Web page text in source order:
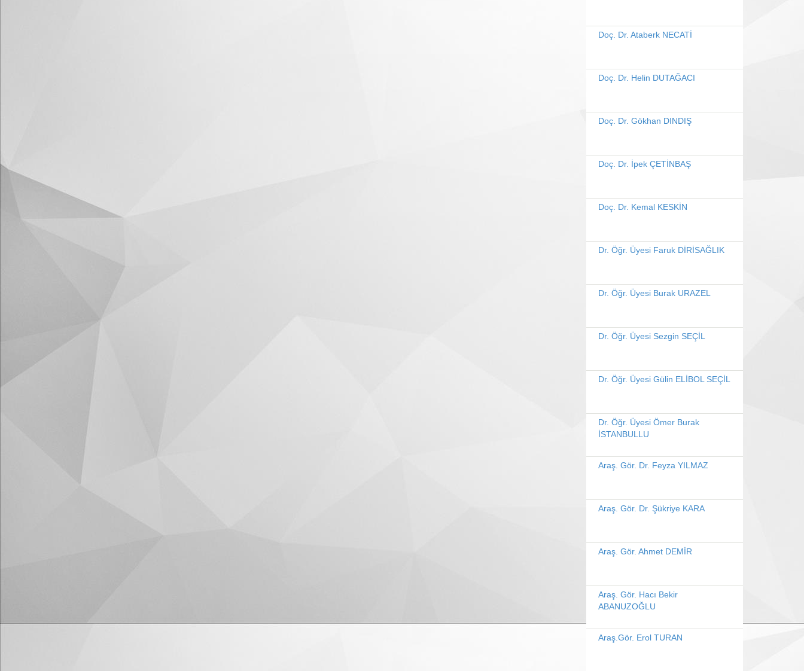
Doç. Dr. Ataberk NECATİ
Doç. Dr. Helin DUTAĞACI
Doç. Dr. Gökhan DINDIŞ
Doç. Dr. İpek ÇETİNBAŞ
Doç. Dr. Kemal KESKİN
Dr. Öğr. Üyesi Faruk DİRİSAĞLIK
Dr. Öğr. Üyesi Burak URAZEL
Dr. Öğr. Üyesi Sezgin SEÇİL
Dr. Öğr. Üyesi Gülin ELİBOL SEÇİL
Dr. Öğr. Üyesi Ömer Burak
İSTANBULLU
Araş. Gör. Dr. Feyza YILMAZ
Araş. Gör. Dr. Şükriye KARA
Araş. Gör. Ahmet DEMİR
Araş. Gör. Hacı Bekir
ABANUZOĞLU
Araş.Gör. Erol TURAN